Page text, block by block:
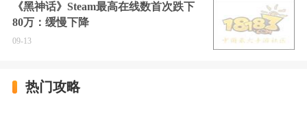
《黑神话》Steam最高在线数首次跌下
80万：缓慢下降
09-13
热门攻略